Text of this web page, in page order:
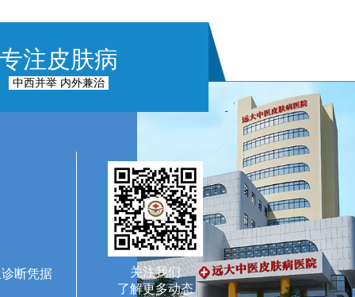
专注皮肤病
中西并举 内外兼治
断凭据
关注我们
了解更多动态